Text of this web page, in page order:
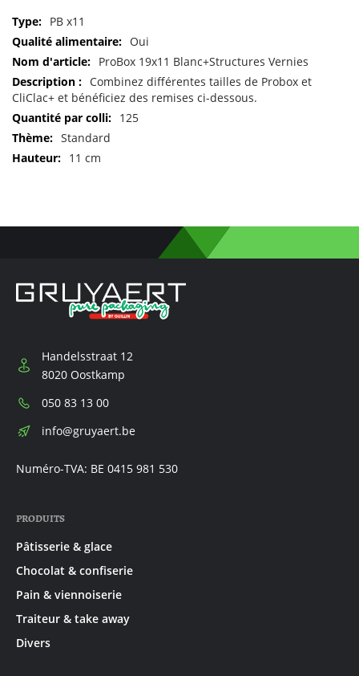
Pour
plus
PB x11
Oui
ProBox 19x11 Blanc+Structures Vernies
Combinez différentes tailles de Probox et
CliClac+ et bénéficiez des remises ci-dessous.
125
Standard
11 cm
Handelsstraat 12
8020 Oostkamp
Téléphone:
050 83 13 00
E-
info@gruyaert.be
Numéro-TVA: BE 0415 981 530
PRODUITS
Pâtisserie & glace
Chocolat & confiserie
Pain & viennoiserie
Traiteur & take away
Divers